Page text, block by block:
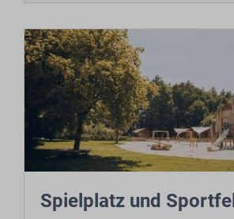
Spielplatz und